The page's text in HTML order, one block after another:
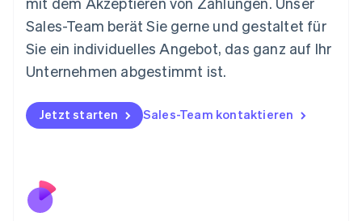
Sales-Team berät Sie gerne und gestaltet für
Sie ein individuelles Angebot, das ganz auf Ihr
Unternehmen abgestimmt ist.
Jetzt starten Sales-Team kontaktieren
Español English
Neuseeland
English
NederlandsEnglish
English
Österreich
Portugal
Português